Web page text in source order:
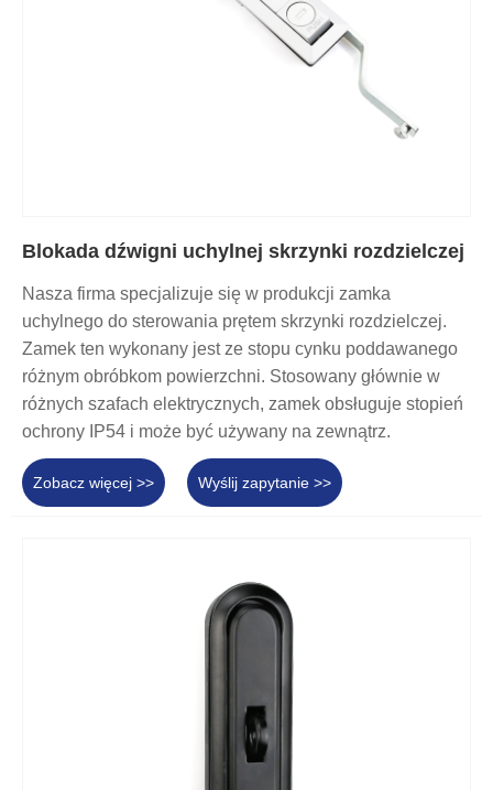
Blokada dźwigni uchylnej skrzynki rozdzielczej
Nasza firma specjalizuje się w produkcji zamka
uchylnego do sterowania prętem skrzynki rozdzielczej.
Zamek ten wykonany jest ze stopu cynku poddawanego
różnym obróbkom powierzchni. Stosowany głównie w
różnych szafach elektrycznych, zamek obsługuje stopień
ochrony IP54 i może być używany na zewnątrz.
Zobacz więcej >> Wyślij zapytanie >>